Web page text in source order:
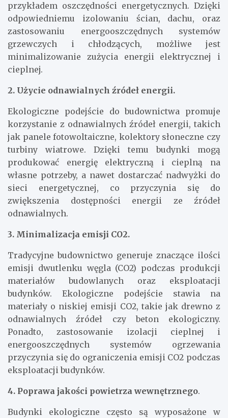
przykładem oszczędności energetycznych. Dzięki
odpowiedniemu izolowaniu ścian, dachu, oraz
zastosowaniu energooszczędnych systemów
grzewczych i chłodzących, możliwe jest
minimalizowanie zużycia energii elektrycznej i
cieplnej.
2. Użycie odnawialnych źródeł energii.
Ekologiczne podejście do budownictwa promuje
korzystanie z odnawialnych źródeł energii, takich
jak panele fotowoltaiczne, kolektory słoneczne czy
turbiny wiatrowe. Dzięki temu budynki mogą
produkować energię elektryczną i cieplną na
własne potrzeby, a nawet dostarczać nadwyżki do
sieci energetycznej, co przyczynia się do
zwiększenia dostępności energii ze źródeł
odnawialnych.
3. Minimalizacja emisji CO2.
Tradycyjne budownictwo generuje znaczące ilości
emisji dwutlenku węgla (CO2) podczas produkcji
materiałów budowlanych oraz eksploatacji
budynków. Ekologiczne podejście stawia na
materiały o niskiej emisji CO2, takie jak drewno z
odnawialnych źródeł czy beton ekologiczny.
Ponadto, zastosowanie izolacji cieplnej i
energooszczędnych systemów ogrzewania
przyczynia się do ograniczenia emisji CO2 podczas
eksploatacji budynków.
4. Poprawa jakości powietrza wewnętrznego.
Budynki ekologiczne często są wyposażone w